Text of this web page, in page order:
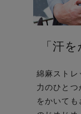
「汗
綿麻ストレ
力のひと
をかいて